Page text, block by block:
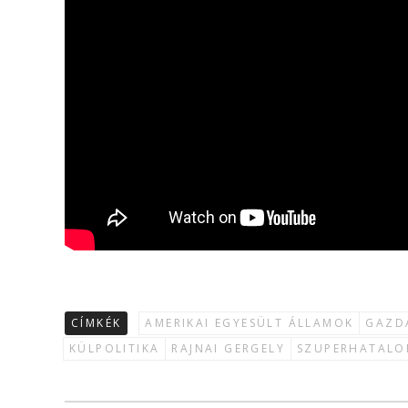
CÍMKÉK AMERIKAI EGYESÜLT ÁLLAMOK
KÜLPOLITIKA
RAJNAI GERGELY